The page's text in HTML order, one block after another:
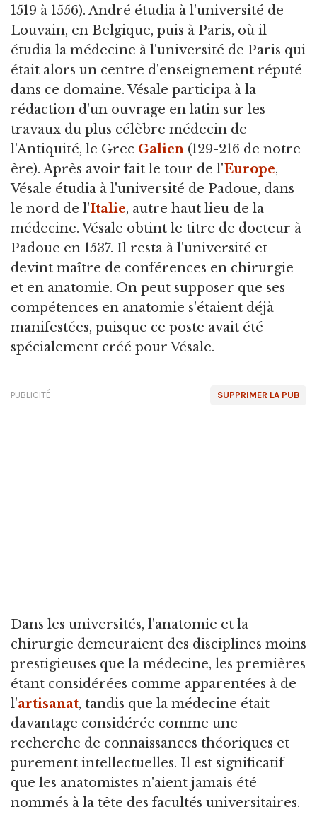
1519 à 1556). André étudia à l'université de
Louvain, en Belgique, puis à Paris, où il
étudia la médecine à l'université de Paris qui
était alors un centre d'enseignement réputé
dans ce domaine. Vésale participa à la
rédaction d'un ouvrage en latin sur les
travaux du plus célèbre médecin de
l'Antiquité, le Grec Galien (129-216 de notre
ère). Après avoir fait le tour de l'Europe,
Vésale étudia à l'université de Padoue, dans
le nord de l'Italie, autre haut lieu de la
médecine. Vésale obtint le titre de docteur à
Padoue en 1537. Il resta à l'université et
devint maître de conférences en chirurgie
et en anatomie. On peut supposer que ses
compétences en anatomie s'étaient déjà
manifestées, puisque ce poste avait été
spécialement créé pour Vésale.
SUPPRIMER LA PUB
PUBLICITÉ
Dans les universités, l'anatomie et la
chirurgie demeuraient des disciplines moins
prestigieuses que la médecine, les premières
étant considérées comme apparentées à de
l'artisanat, tandis que la médecine était
davantage considérée comme une
recherche de connaissances théoriques et
purement intellectuelles. Il est significatif
que les anatomistes n'aient jamais été
nommés à la tête des facultés universitaires.